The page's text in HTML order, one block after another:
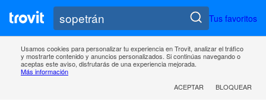
Tus favoritos
Usamos cookies para personalizar tu experiencia en Trovit, analizar el tráfico
y mostrarte contenido y anuncios personalizados. Si continúas navegando o
aceptas este aviso, disfrutarás de una experiencia mejorada.
Más información
ACEPTAR
BLOQUEAR